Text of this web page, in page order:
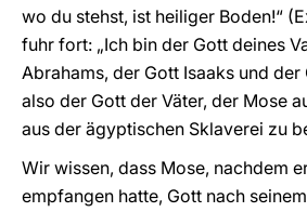
wo du stehst, ist heiliger Boden!“
fuhr fort: „Ich bin der Gott deines
Abrahams, der Gott Isaaks und der
also der Gott der Väter, der Mose
aus der ägyptischen Sklaverei zu
Wir wissen, dass Mose, nachdem
empfangen hatte, Gott nach